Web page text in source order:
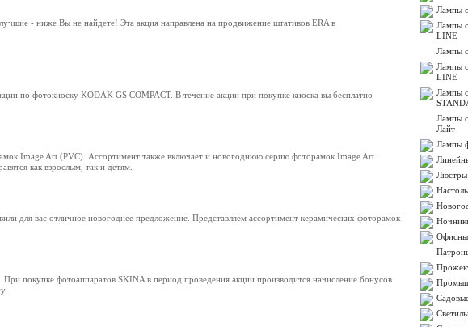
- ниже Вы не найдете! Эта акция направлена на продвижение штативов ERA в
по фотокиоску KODAK GS COMPACT. В течение акции при покупке киоска вы бесплатно
Image Art (PVC). Ассортимент также включает и новогоднюю серию фоторамок Image Art
как взрослым, так и детям.
для вас отличное новогоднее предложение. Представляем ассортимент керамических фоторамок
покупке фотоаппаратов SKINA в период проведения акции производится начисление бонусов
Лампы
Лампы
LINE
Лампы
Лампы
LINE
Лампы
Лампы
Лайт
Лампы
Люстры